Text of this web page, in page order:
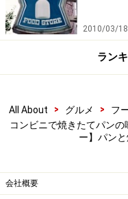
コーヒーのお供ならこ
のあるサイズで大満足
ンドであることもあ
込150.12円）。
フィナンシェにもい
プ。アーモンドやバタ
2010/03/18
ラン
All About > グルメ > フ
コンビニで焼きたてパン
ー】パン
会社概要